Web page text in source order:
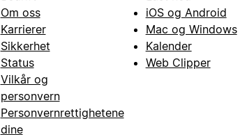
Om oss
Karrierer
Sikkerhet
Status
Vilkår og
personvern
Personvernrettighetene
dine
iOS og Android
Mac og Windows
Kalender
Web Clipper